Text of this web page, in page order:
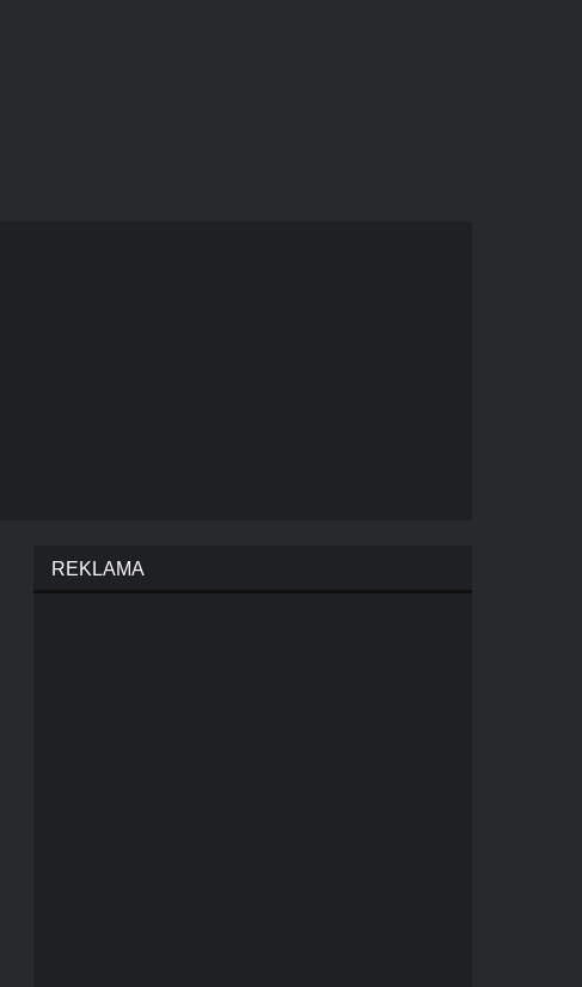
REKLAMA